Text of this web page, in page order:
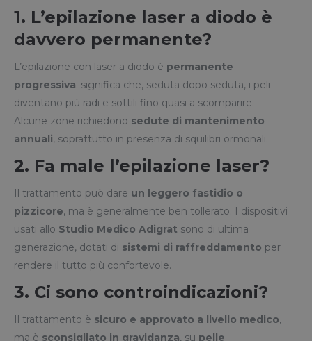
1. L’epilazione laser a diodo è
davvero permanente?
L’epilazione con laser a diodo è permanente
progressiva: significa che, seduta dopo seduta, i peli
diventano più radi e sottili fino quasi a scomparire.
Alcune zone richiedono sedute di mantenimento
annuali, soprattutto in presenza di squilibri ormonali.
2. Fa male l’epilazione laser?
Il trattamento può dare un leggero fastidio o
pizzicore, ma è generalmente ben tollerato. I dispositivi
usati allo Studio Medico Adigrat sono di ultima
generazione, dotati di sistemi di raffreddamento per
rendere il tutto più confortevole.
3. Ci sono controindicazioni?
Il trattamento è sicuro e approvato a livello medico,
ma è sconsigliato in gravidanza, su pelle